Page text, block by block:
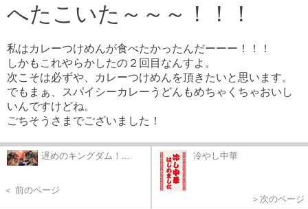
へたこいた～～～！！！
私はカレーつけめんが食べたかったんだーーー！！！
しかもこれやらかしたの２回目なんすよ。
次こそは必ずや、カレーつけめんを頂きたいと思います。
でもまぁ、スパイシーカレーうどんもめちゃくちゃおいし
いんですけどね。
ごちそうさまでございました！
遅めのキングダム！...
＜ 前のページ
冷やし中華
＞次のページ